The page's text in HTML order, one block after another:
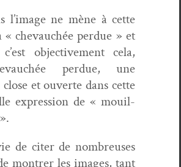
l’image ne mène à cette
« chevauchée per­due » et
objec­tive­ment cela,
per­due, une
et ouverte dans cette
expres­sion de « mouil­
de citer de nom­breuses
mon­tr­er les images, tant